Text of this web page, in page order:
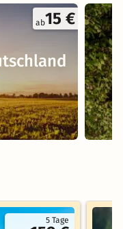
ab15 €
5 Tage